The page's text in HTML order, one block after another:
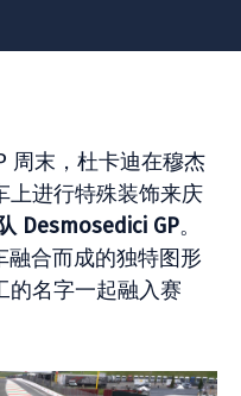
周末，杜卡迪在穆杰
上进行特殊装饰来庆
Desmosedici GP。
合而成的独特图形
的名字一起融入赛